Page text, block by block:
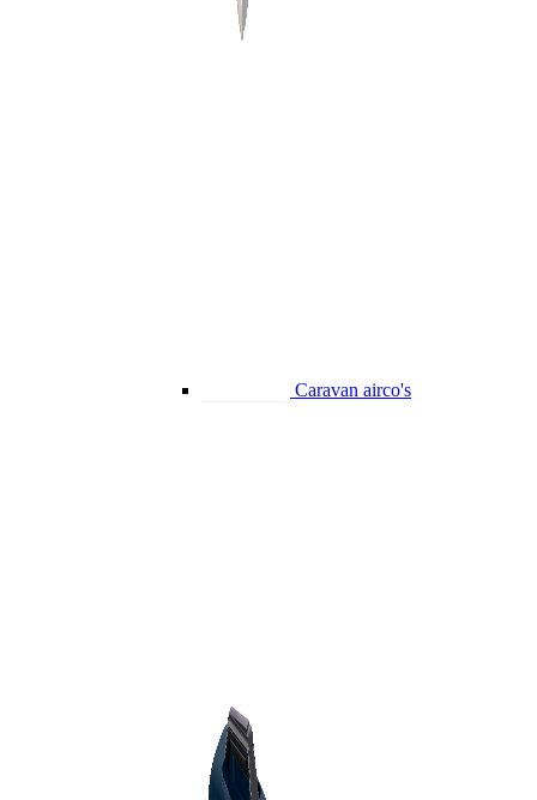
Caravan airco's